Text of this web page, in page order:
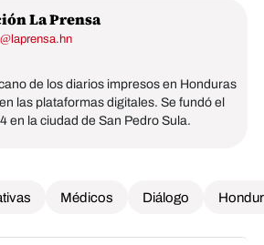
La Prensa
de los diarios impresos en Honduras
las plataformas digitales. Se fundó el
en la ciudad de San Pedro Sula.
Médicos Diálogo